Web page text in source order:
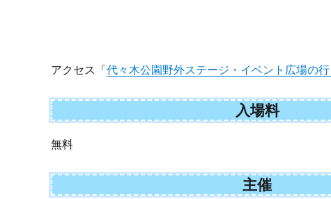
アクセス「代々木公園野外ステージ・イベント広場の
入場料
無料
主催